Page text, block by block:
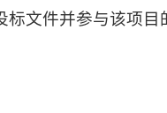
文件并参与该项目